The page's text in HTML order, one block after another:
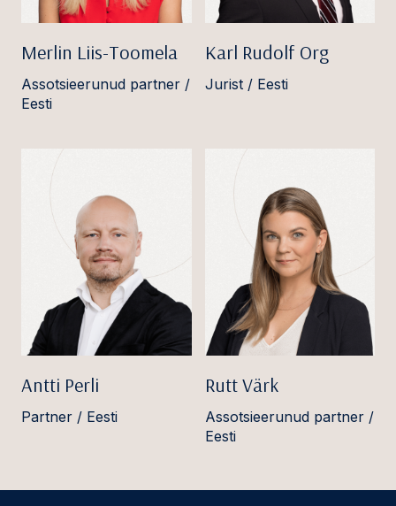
Merlin Liis-Toomela
Assotsieerunud partner /
Eesti
Karl Rudolf Org
Jurist / Eesti
Antti Perli
Partner / Eesti
Rutt Värk
Assotsieerunud partner /
Eesti